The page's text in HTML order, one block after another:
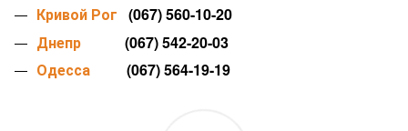
Кривой Рог (067) 560-10-20
Днепр (067) 542-20-03
Одесса (067) 564-19-19